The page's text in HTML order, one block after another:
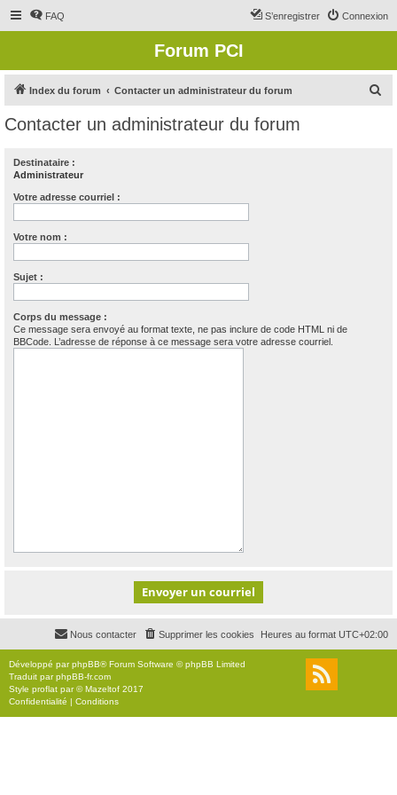
FAQ Connexion
S’enregistrer
Forum PCI
Index du forum Contacter un administrateur du forum
Contacter un administrateur du forum
Destinataire :
Administrateur
Votre adresse courriel :
Votre nom :
Sujet :
Corps du message :
Ce message sera envoyé au format texte, ne pas inclure de code HTML ni de
BBCode. L’adresse de réponse à ce message sera votre adresse courriel.
Heures au format UTC+02:00
Supprimer les cookies
Nous contacter
Développé parphpBB® Forum Software © phpBB Limited
Traduit parphpBB-fr.com
Style proflat par ©Mazeltof 2017
Confidentialité | Conditions